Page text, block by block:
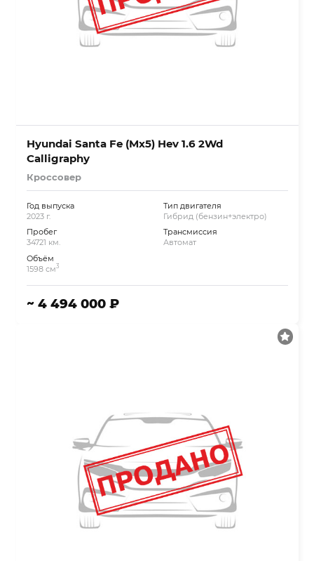
Hyundai Santa Fe (Mx5) Hev 1.6 2Wd
Calligraphy
Кроссовер
Год выпуска
2023 г.
Пробег
34721 км.
Объём
1598 см3
Тип двигателя
Гибрид (бензин+электро)
Трансмиссия
Автомат
~ 4 494 000 ₽